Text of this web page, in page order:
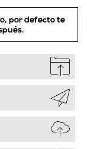
por defecto te